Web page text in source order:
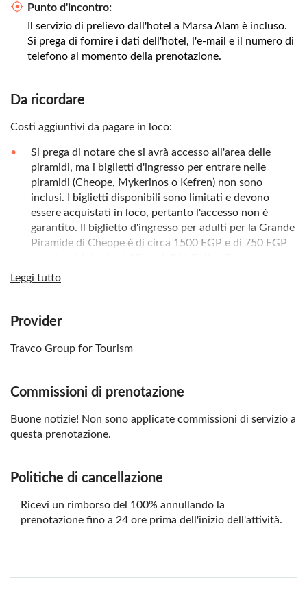
Punto d'incontro:
Il servizio di prelievo dall'hotel a Marsa Alam è incluso.
Si prega di fornire i dati dell'hotel, l'e-mail e il numero di
telefono al momento della prenotazione.
Da ricordare
Costi aggiuntivi da pagare in loco:
Si prega di notare che si avrà accesso all'area delle
piramidi, ma i biglietti d'ingresso per entrare nelle
piramidi (Cheope, Mykerinos o Kefren) non sono
inclusi. I biglietti disponibili sono limitati e devono
essere acquistati in loco, pertanto l'accesso non è
garantito. Il biglietto d'ingresso per adulti per la Grande
Piramide di Cheope è di circa 1500 EGP e di 750 EGP
adulti per Mykerinos o Kefren costa circa 280 EGP e
Al museo è consentito l'uso di macchine fotografiche
attualmente è di circa 50 EGP. Si prega di notare che
Informarsi in anticipo:
Si prega di notare che il tour sarà condotto in inglese se
non viene raggiunto il numero minimo di persone per il
I neonati (0-1 anni) possono partecipare gratuitamente
Se possibile, si consiglia di organizzare una colazione da
asporto e una cena tardiva presso la reception
dell'hotel prima della data del tour.
modifiche a causa delle condizioni operative e della
posizione dell'hotel.
Leggi tutto
Provider
Travco Group for Tourism
Commissioni di prenotazione
Buone notizie! Non sono applicate commissioni di servizio a
questa prenotazione.
Politiche di cancellazione
Ricevi un rimborso del 100% annullando la
prenotazione fino a 24 ore prima dell'inizio dell'attività.